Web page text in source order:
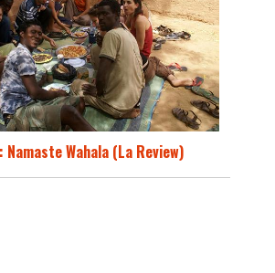
Namaste Wahala (La Review)